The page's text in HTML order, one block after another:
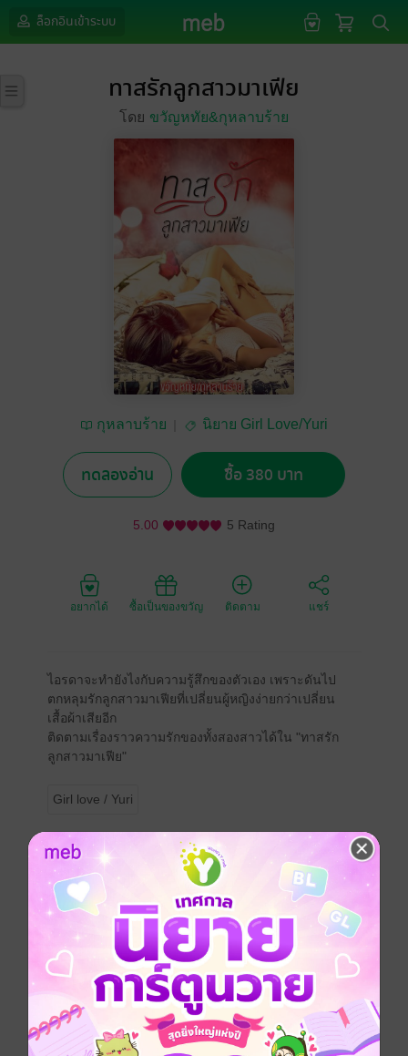
ล็อกอินเข้าระบบ
ทาสรักลูกสาวมาเฟีย
โดย ขวัญหทัย&กุหลาบร้าย
กุหลาบร้าย นิยาย Girl Love/Yuri
ทดลองอ่าน ซื้อ 380 บาท
5.00 5 Rating
อยากได้ ซื้อเป็นของขวัญ ติดตาม แชร์
ไอรดาจะทำยังไงกับความรู้สึกของตัวเอง เพราะดันไป
ตกหลุมรักลูกสาวมาเฟียที่เปลี่ยนผู้หญิงง่ายกว่าเปลี่ยน
เสื้อผ้าเสียอีก
ติดตามเรื่องราวความรักของทั้งสองสาวได้ใน "ทาสรัก
ลูกสาวมาเฟีย"
Girl love / Yuri
ประเภทไฟล์ pdf, epub (สารบัญ)
วันที่วางขาย 27 ตุลาคม 2562
ความยาว 515 หน้า (≈ 104,641 คำ)
ราคาปก 500 บาท (ประหยัด 24%)
สนใจเวอร์ชันกระดาษ เชิญทางนี้!
เวอร์ชันกระดาษมีวางขายที่เว็บไซต์สำนัก